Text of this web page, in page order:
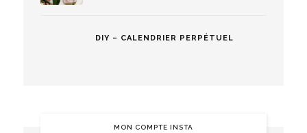
DIY – CALENDRIER PERPÉTUEL
MON COMPTE INSTA